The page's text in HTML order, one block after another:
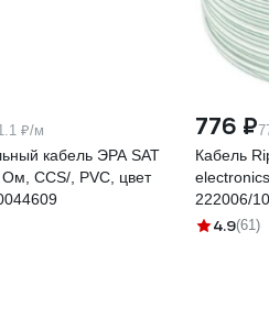
₽/м
кабель ЭРА SAT
CCS/, PVC, цвет
776 ₽
Кабель
222006/10
4.9(61)